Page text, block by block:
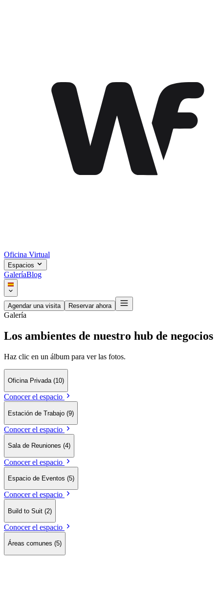
Oficina Virtual
Espacios
GaleríaBlog
Agendar una visita Reservar ahora
Galería
Los ambientes de nuestro hub de negocios
Haz clic en un álbum para ver las fotos.
Oficina Privada (10)
Conocer el espacio
Estación de Trabajo (9)
Conocer el espacio
Sala de Reuniones (4)
Conocer el espacio
Espacio de Eventos (5)
Conocer el espacio
Build to Suit (2)
Conocer el espacio
Áreas comunes (5)